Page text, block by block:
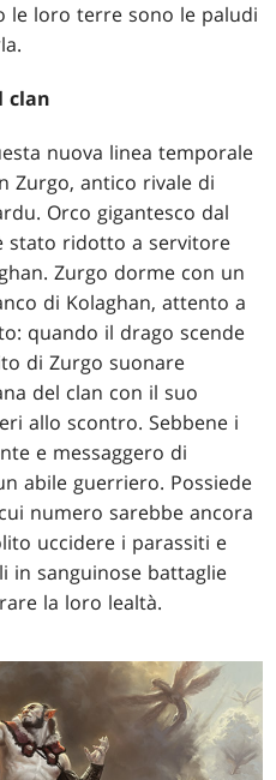
le loro terre sono le paludi
clan
nuova linea temporale
Zurgo, antico rivale di
Orco gigantesco dal
stato ridotto a servitore
Zurgo dorme con un
di Kolaghan, attento a
quando il drago scende
di Zurgo suonare
del clan con il suo
allo scontro. Sebbene i
e messaggero di
abile guerriero. Possiede
numero sarebbe ancora
uccidere i parassiti e
in sanguinose battaglie
la loro lealtà.